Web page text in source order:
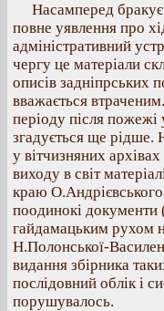
Насамперед
повне уявлення про
адміністративний
чергу це матеріали
описів задніпрських
вважається
періоду після пожежі
згадується ще рідше.
у вітчизняних архівах
виходу в світ
краю
поодинокі документи
гайдамацьким рухом
Н.Полонської-
видання збірника
послідовний облік і
порушувалось.